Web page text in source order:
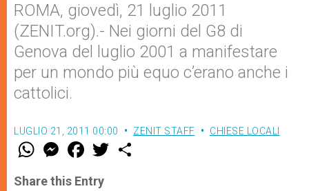
ROMA, giovedì, 21 luglio 2011
(ZENIT.org).- Nei giorni del G8 di
Genova del luglio 2001 a manifestare
per un mondo più equo c’erano anche i
cattolici.
LUGLIO 21, 2011 00:00 ZENIT STAFF CHIESE LOCALI
W
t
s
M
e
s
e
F
a
e
b
w
Share this Entry